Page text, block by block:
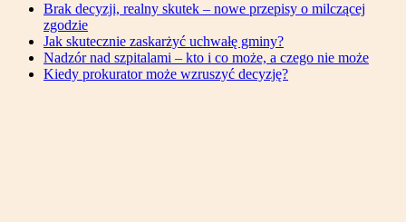
Brak decyzji, realny skutek – nowe przepisy o milczącej
zgodzie
Jak skutecznie zaskarżyć uchwałę gminy?
Nadzór nad szpitalami – kto i co może, a czego nie może
Kiedy prokurator może wzruszyć decyzję?